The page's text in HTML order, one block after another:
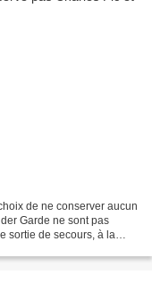
de ne conserver aucun
Garde ne sont pas
sortie de secours, à la